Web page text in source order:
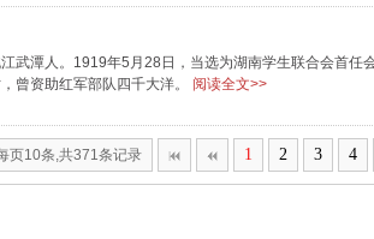
武潭人。1919年5月28日，当选为湖南学生联合会首任
曾资助红军部队四千大洋。
阅读全文>>
页10条,共371条记录 1 2 3 4